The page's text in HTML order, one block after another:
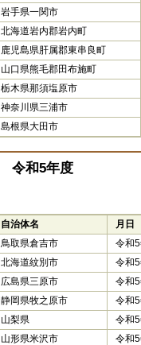
岩手県一関市
北海道岩内郡岩内町
鹿児島県肝属郡東串良町
山口県熊毛郡田布施町
栃木県那須塩原市
神奈川県三浦市
島根県大田市
令和5年度
自治体名 月日
鳥取県倉吉市
令和
北海道紋別市
令和
広島県三原市
令和
静岡県牧之原市
令和
山梨県
令和
山形県米沢市
令和